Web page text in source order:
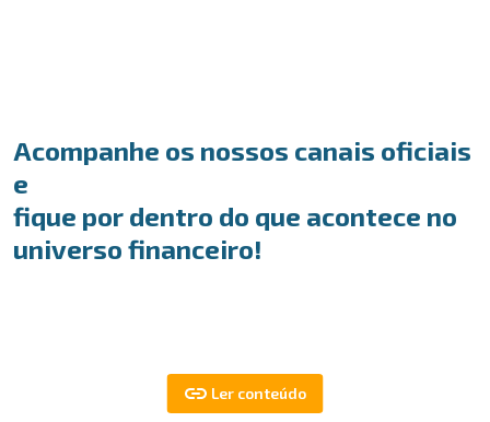
Acompanhe os nossos canais oficiais
e
fique por dentro do que acontece no
universo financeiro!